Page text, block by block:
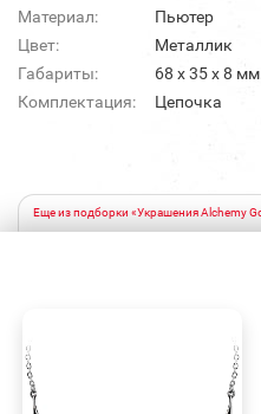
Материал:
Пьютер
Цвет:
Металлик
Габариты:
68 х 35 х 8
Комплектация:
Цепочка
Еще из подборки «Украшения Alchemy